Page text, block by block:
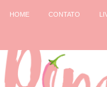
HOME CONTATO